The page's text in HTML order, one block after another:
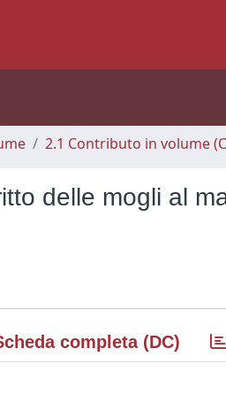
2.1 Contributo in volume
delle mogli al
completa (DC)